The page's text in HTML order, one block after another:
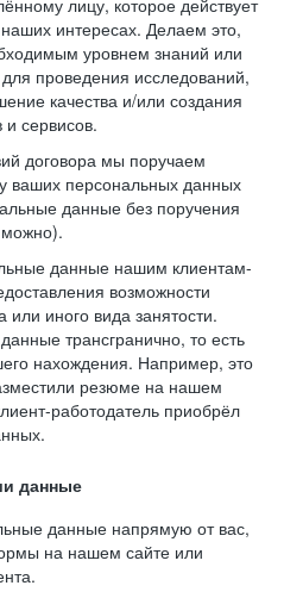
лицу, которое действует
интересах. Делаем это,
уровнем знаний или
проведения исследований,
качества и/или создания
сервисов.
договора мы поручаем
ваших персональных данных
данные без поручения
можно).
данные нашим клиентам-
возможности
или иного вида занятости.
трансгранично, то есть
нахождения. Например, это
резюме на нашем
работодатель приобрёл
данные
данные напрямую от вас,
на нашем сайте или